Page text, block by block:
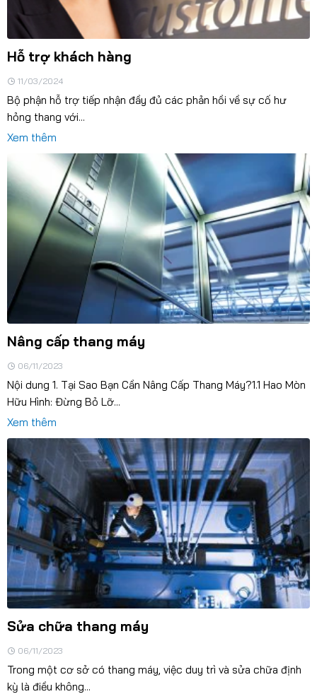
Hỗ trợ khách hàng
11/03/2024
Bộ phận hỗ trợ tiếp nhận đầy đủ các phản hồi về sự cố hư
hỏng thang với...
Xem thêm
Nâng cấp thang máy
06/11/2023
Nội dung 1. Tại Sao Bạn Cần Nâng Cấp Thang Máy?1.1 Hao Mòn
Hữu Hình: Đừng Bỏ Lỡ...
Xem thêm
Sửa chữa thang máy
06/11/2023
Trong một cơ sở có thang máy, việc duy trì và sửa chữa định
kỳ là điều không...